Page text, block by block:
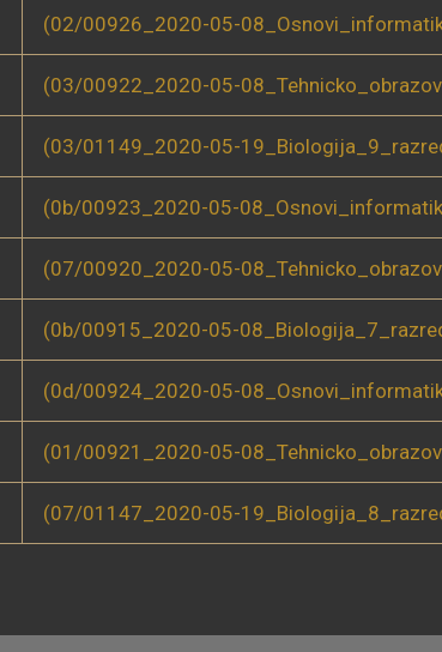
(02/00926_2020-05-
(03/00922_2020-05-
(03/01149_2020-05-
(0b/00923_2020-05-
(07/00920_2020-05-
(0b/00915_2020-05-
(0d/00924_2020-05-
(01/00921_2020-05-
(07/01147_2020-05-